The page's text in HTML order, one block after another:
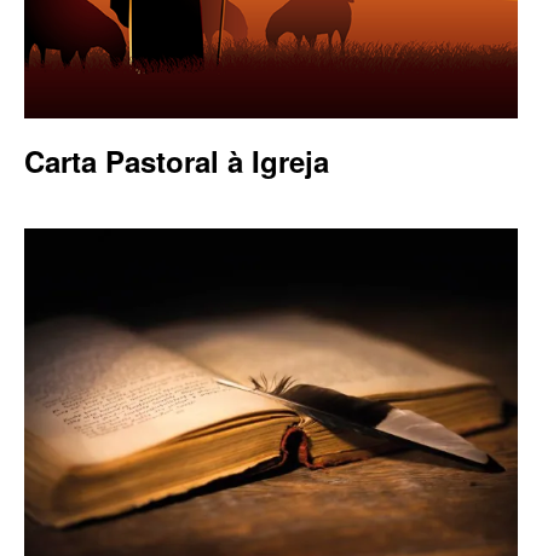
Carta Pastoral à Igreja